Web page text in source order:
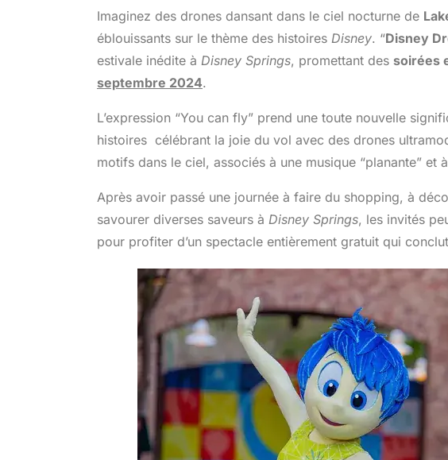
Imaginez des drones dansant dans le ciel nocturne de
éblouissants sur le thème des histoires Disney. “Disney
estivale inédite à Disney Springs, promettant des soirées
septembre 2024.
L’expression “You can fly” prend une toute nouvelle
histoires célébrant la joie du vol avec des drones
motifs dans le ciel, associés à une musique “planante” et
Après avoir passé une journée à faire du shopping, à
savourer diverses saveurs à Disney Springs, les invités
pour profiter d’un spectacle entièrement gratuit qui